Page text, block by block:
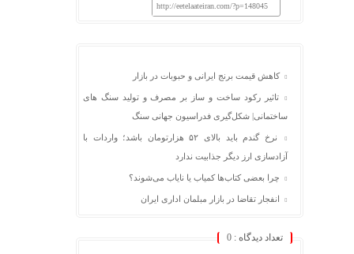
http://eetelaateiran.com/?p=148045
کاهش قیمت برنج ایرانی و حبوبات در بازار
تاثیر رکود ساخت و ساز بر مصرف و تولید سنگ های
ساختمانی| شکل‌گیری فدراسیون جهانی سنگ
نرخ گندم باید بالای ۵۲ هزارتومان باشد؛ واردات با
آزادسازی ارز دیگر جذابیت ندارد
چرا بعضی کتاب‌ها کمیاب یا نایاب می‌شوند؟
انفجار تقاضا در بازار مبلمان اداری ایران
تعداد دیدگاه : 0